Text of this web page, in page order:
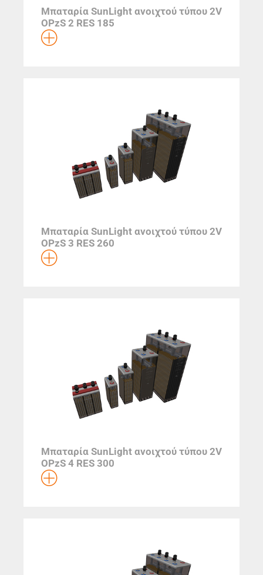
Μπαταρία SunLight ανοιχτού τύπου 2V
OPzS 2 RES 185
Μπαταρία SunLight ανοιχτού τύπου 2V
OPzS 3 RES 260
Μπαταρία SunLight ανοιχτού τύπου 2V
OPzS 4 RES 300